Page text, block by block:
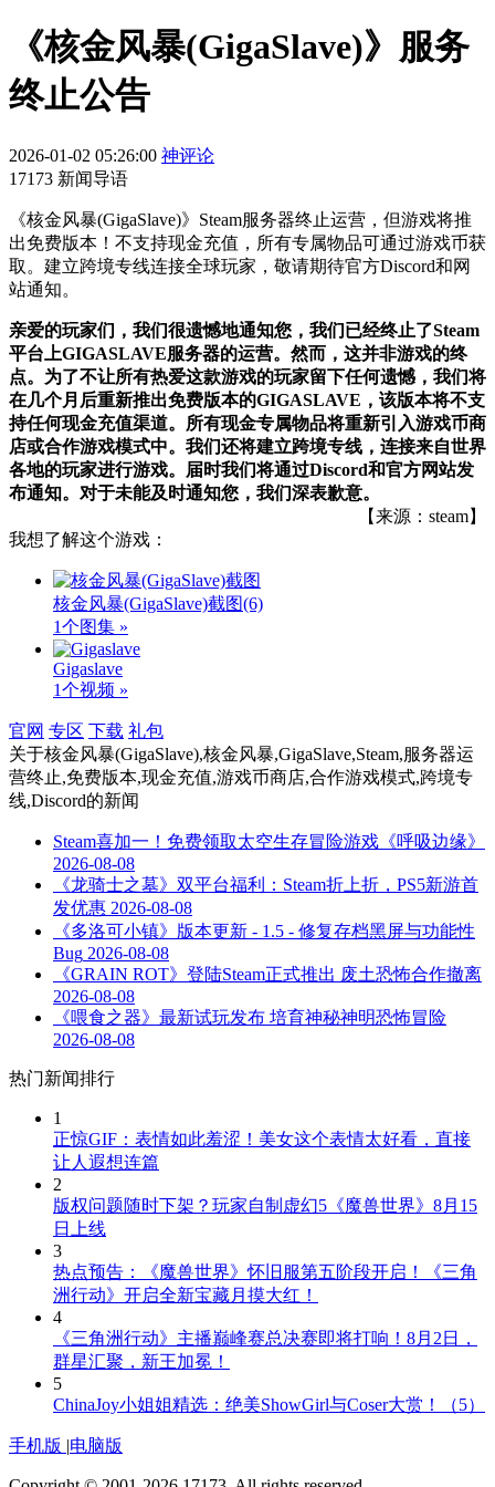
《核金风暴(GigaSlave)》服务
终止公告
2026-01-02 05:26:00 神评论
17173 新闻导语
《核金风暴(GigaSlave)》Steam服务器终止运营，但游戏将推
出免费版本！不支持现金充值，所有专属物品可通过游戏币获
取。建立跨境专线连接全球玩家，敬请期待官方Discord和网
站通知。
亲爱的玩家们，我们很遗憾地通知您，我们已经终止了Steam
平台上GIGASLAVE服务器的运营。然而，这并非游戏的终
点。为了不让所有热爱这款游戏的玩家留下任何遗憾，我们将
在几个月后重新推出免费版本的GIGASLAVE，该版本将不支
持任何现金充值渠道。所有现金专属物品将重新引入游戏币商
店或合作游戏模式中。我们还将建立跨境专线，连接来自世界
各地的玩家进行游戏。届时我们将通过Discord和官方网站发
布通知。对于未能及时通知您，我们深表歉意。
【来源：steam】
我想了解这个游戏：
核金风暴(GigaSlave)截图(6)
1个图集 »
Gigaslave
1个视频 »
官网 专区 下载 礼包
关于核金风暴(GigaSlave),核金风暴,GigaSlave,Steam,服务器运
营终止,免费版本,现金充值,游戏币商店,合作游戏模式,跨境专
线,Discord的新闻
Steam喜加一！免费领取太空生存冒险游戏《呼吸边缘》
2026-08-08
《龙骑士之墓》双平台福利：Steam折上折，PS5新游首
发优惠 2026-08-08
《多洛可小镇》版本更新 - 1.5 - 修复存档黑屏与功能性
Bug 2026-08-08
《GRAIN ROT》登陆Steam正式推出 废土恐怖合作撤离
2026-08-08
《喂食之器》最新试玩发布 培育神秘神明恐怖冒险
2026-08-08
热门新闻排行
1
正惊GIF：表情如此羞涩！美女这个表情太好看，直接
让人遐想连篇
2
版权问题随时下架？玩家自制虚幻5《魔兽世界》8月15
日上线
3
热点预告：《魔兽世界》怀旧服第五阶段开启！《三角
洲行动》开启全新宝藏月摸大红！
4
《三角洲行动》主播巅峰赛总决赛即将打响！8月2日，
群星汇聚，新王加冕！
5
ChinaJoy小姐姐精选：绝美ShowGirl与Coser大赏！（5）
手机版 |电脑版